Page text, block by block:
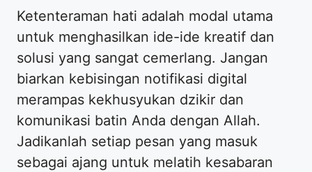
Ketenteraman hati adalah modal utama
untuk menghasilkan ide-ide kreatif dan
solusi yang sangat cemerlang. Jangan
biarkan kebisingan notifikasi digital
merampas kekhusyukan dzikir dan
komunikasi batin Anda dengan Allah.
Jadikanlah setiap pesan yang masuk
sebagai ajang untuk melatih kesabaran